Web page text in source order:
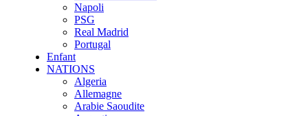
Napoli
PSG
Real Madrid
Portugal
Enfant
NATIONS
Algeria
Allemagne
Arabie Saoudite